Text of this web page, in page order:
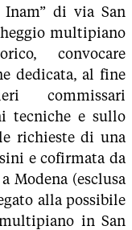
Inam” di via San
multipiano
convocare
dedicata, al fine
commissari
tecniche e sullo
richieste di una
e cofirmata da
Modena (esclusa
alla possibile
in San